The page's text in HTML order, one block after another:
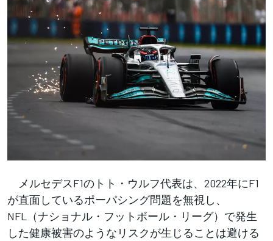
メルセデスF1のトト・ウルフ代表は、2022年にF1
が直面しているポーパシング問題を無視し、
NFL（ナショナル・フットボール・リーグ）で発生
した健康被害のようなリスクが生じることは避ける